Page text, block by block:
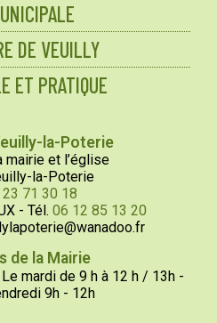
DE VEUILLY
ET PRATIQUE
la-Poterie
mairie et l’église
la-Poterie
71 30 18
- Tél. 06 12 85 13 20
de la Mairie
Le mardi de 9 h à 12 h / 13h -
9h - 12h